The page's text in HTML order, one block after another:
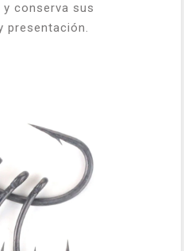
conserva sus
presentación.